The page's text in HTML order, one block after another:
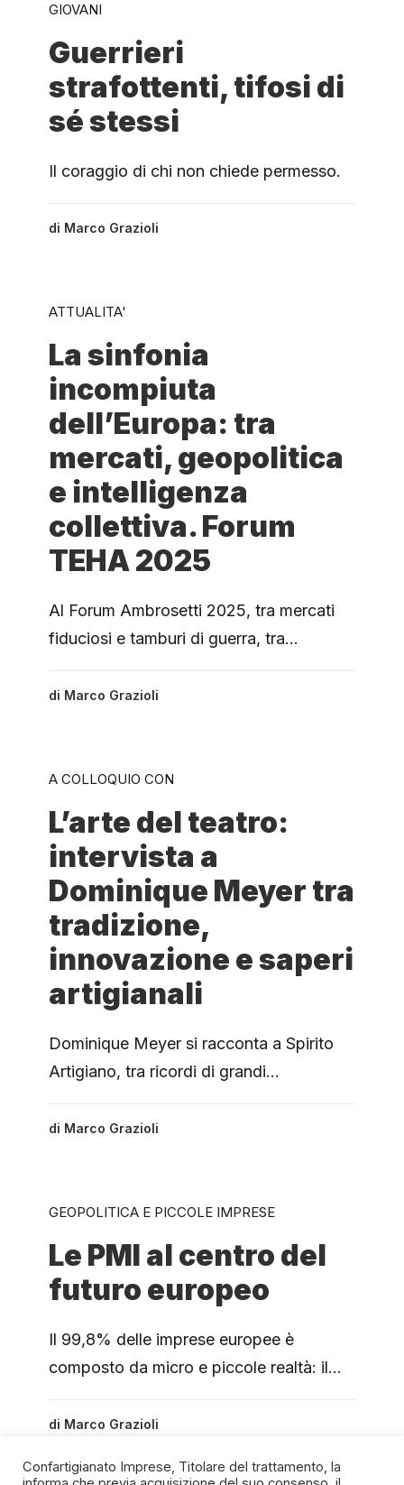
GIOVANI
Guerrieri
strafottenti, tifosi di
sé stessi
Il coraggio di chi non chiede permesso.
di Marco Grazioli
ATTUALITA'
La sinfonia
incompiuta
dell’Europa: tra
mercati, geopolitica
e intelligenza
collettiva. Forum
TEHA 2025
Al Forum Ambrosetti 2025, tra mercati
fiduciosi e tamburi di guerra, tra…
di Marco Grazioli
A COLLOQUIO CON
L’arte del teatro:
intervista a
Dominique Meyer tra
tradizione,
innovazione e saperi
artigianali
Dominique Meyer si racconta a Spirito
Artigiano, tra ricordi di grandi…
di Marco Grazioli
GEOPOLITICA E PICCOLE IMPRESE
Le PMI al centro del
futuro europeo
Il 99,8% delle imprese europee è
composto da micro e piccole realtà: il…
di Marco Grazioli
Confartigianato Imprese, Titolare del trattamento, la